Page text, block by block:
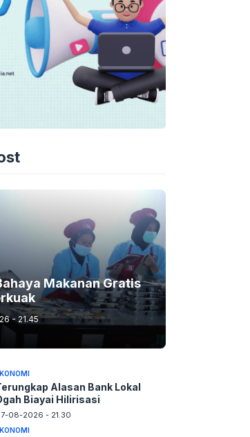
Makanan Gratis
- 21.45
Alasan Bank Lokal
Biayai Hilirisasi
08-2026 - 21.30